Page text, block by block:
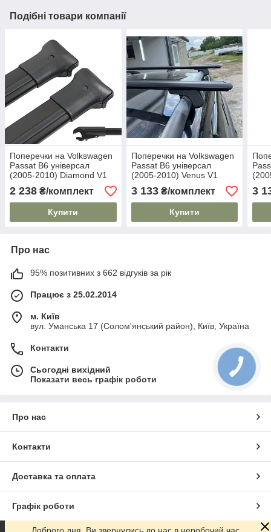
Подібні товари компанії
Поперечки на Volkswagen
Passat B6 універсал
(2005-2010) Diamond V1
Black. На стандартні
рейлінги. Без замка. Чорні
2 238 ₴/комплект
Купити
Поперечки на Volkswagen
Passat B6 універсал
(2005-2010) Venus V1
Black. На стандартні
рейлінги. Без замка. Чорні
3 133₴/комплект
Купити
3
Про нас
95% позитивних з 662 відгуків за рік
Працює з 25.02.2014
м. Київ
вул. Уманська 17 (Солом'янський район), Київ, Україна
Контакти
Сьогодні вихідний
Показати весь графік роботи
Про нас
Контакти
Доставка та оплата
Графік роботи